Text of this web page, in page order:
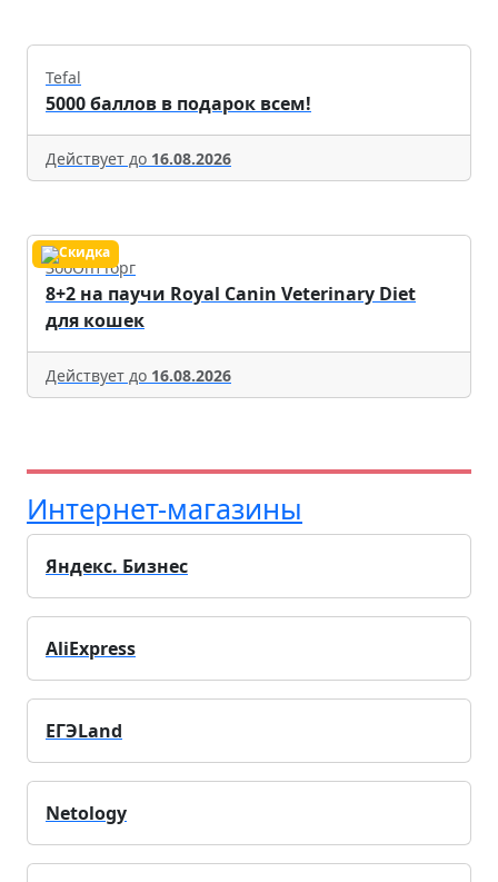
Tefal
5000 баллов в подарок всем!
Действует до 16.08.2026
ЗооОптТорг
8+2 на паучи Royal Canin Veterinary Diet
для кошек
Действует до 16.08.2026
Интернет-магазины
Яндекс. Бизнес
AliExpress
ЕГЭLand
Netology